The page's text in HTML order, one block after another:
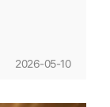
2026-05-10